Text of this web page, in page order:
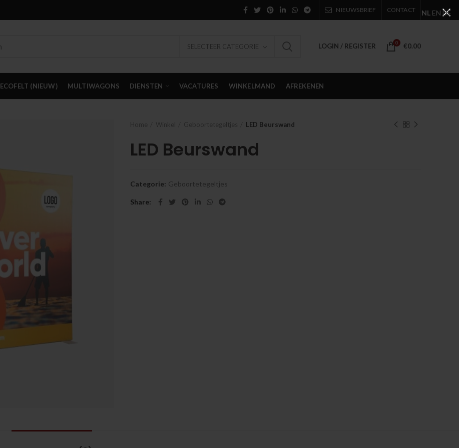
NIEUWSBRIEF CONTACT
SELECTEER CATEGORIE LOGIN / REGISTER 0 €0.00
ECOFELT (NIEUW) MULTIWAGONS DIENSTEN VACATURES WINKELMAND AFREKENEN
LED Beurswand
LED Beurswand
Categorie: Geboortetegeltjes
Share
NL EN DE